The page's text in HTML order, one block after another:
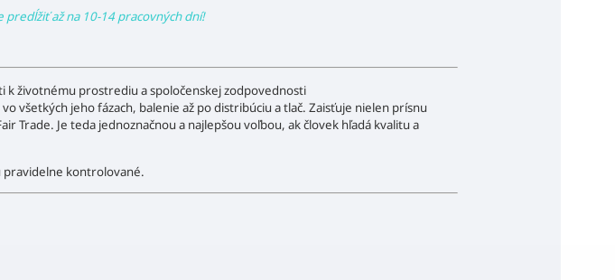
až na 10-14 pracovných dní!
životnému prostrediu a spoločenskej zodpovednosti
všetkých jeho fázach, balenie až po distribúciu a tlač. Zaisťuje nielen prísnu
Trade. Je teda jednoznačnou a najlepšou voľbou, ak človek hľadá kvalitu a
pravidelne kontrolované.